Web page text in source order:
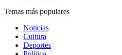
Temas más populares
Noticias
Cultura
Deportes